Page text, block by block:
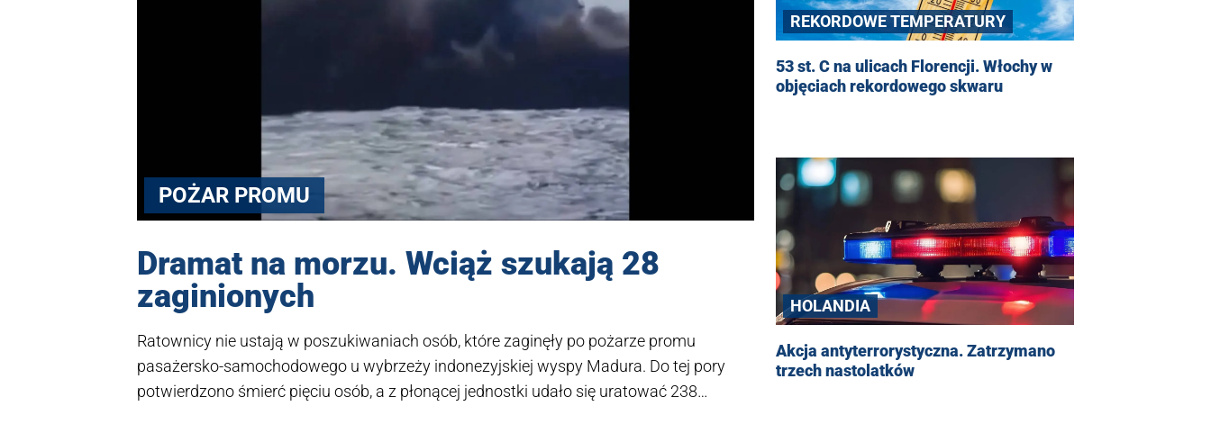
POŻAR PROMU
Dramat na morzu. Wciąż szukają 28
zaginionych
Ratownicy nie ustają w poszukiwaniach osób, które zaginęły po pożarze promu
pasażersko-samochodowego u wybrzeży indonezyjskiej wyspy Madura. Do tej pory
potwierdzono śmierć pięciu osób, a z płonącej jednostki udało się uratować 238
REKORDOWE TEMPERATURY
53 st. C na ulicach Florencji. Włochy w
objęciach rekordowego skwaru
HOLANDIA
Akcja antyterrorystyczna. Zatrzymano
trzech nastolatków